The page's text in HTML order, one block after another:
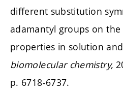
different substitution
adamantyl groups on
properties in solution
biomolecular chemistry,
p. 6718-6737.